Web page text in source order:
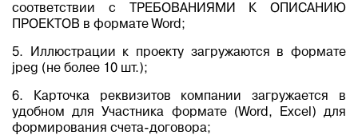
соответствии с ТРЕБОВАНИЯМИ К ОПИСАНИЮ
ПРОЕКТОВ в формате Word;
5. Иллюстрации к проекту загружаются в формате
jpeg (не более 10 шт.);
6. Карточка реквизитов компании загружается в
удобном для Участника формате (Word, Excel) для
формирования счета-договора;